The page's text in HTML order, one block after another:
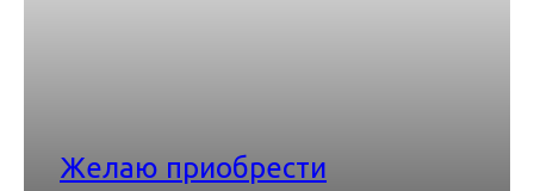
Желаю приобрести